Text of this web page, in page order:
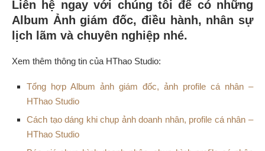
Liên hệ ngay với chúng tôi để có những
Album Ảnh giám đốc, điều hành, nhân sự
lịch lãm và chuyên nghiệp nhé.
Xem thêm thông tin của HThao Studio:
Tổng hợp Album ảnh giám đốc, ảnh profile cá nhân –
HThao Studio
Cách tạo dáng khi chụp ảnh doanh nhân, profile cá nhân –
HThao Studio